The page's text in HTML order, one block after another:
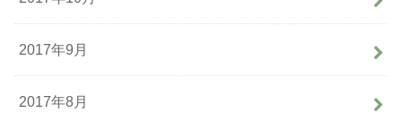
2017年9月
2017年8月